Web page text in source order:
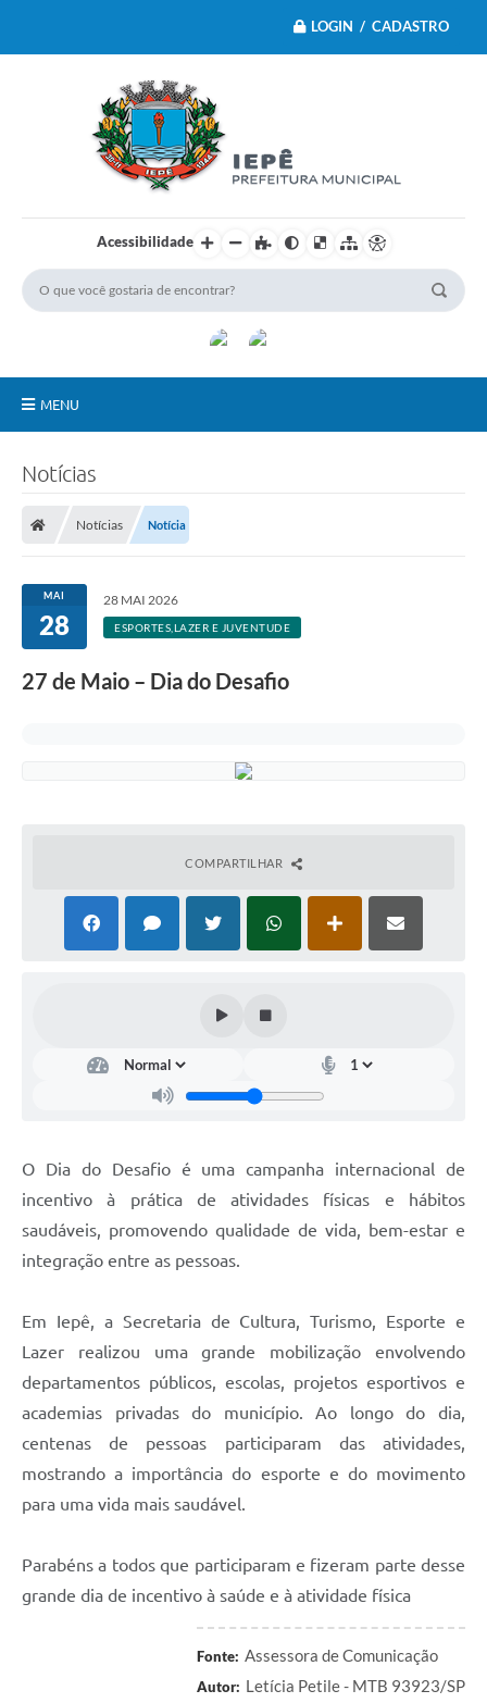
LOGIN / CADASTRO
Acessibilidade
MENU
Serviços Públicos
Carta de Serviços
Mapa de estradas rurais
Acessibilidade
Notícias
Links
Serviços Online
A Prefeitura
Serviço de Informação ao Cidadão (SIC)
Diário Oficial
Notícias
Notícias Notícia
MAI
28
28 MAI 2026
ESPORTES,LAZER E JUVENTUDE
27 de Maio – Dia do Desafio
COMPARTILHAR
O Dia do Desafio é uma campanha internacional de
incentivo à prática de atividades físicas e hábitos
saudáveis, promovendo qualidade de vida, bem-estar e
integração entre as pessoas.
Em Iepê, a Secretaria de Cultura, Turismo, Esporte e
Lazer realizou uma grande mobilização envolvendo
departamentos públicos, escolas, projetos esportivos e
academias privadas do município. Ao longo do dia,
centenas de pessoas participaram das atividades,
mostrando a importância do esporte e do movimento
para uma vida mais saudável.
Parabéns a todos que participaram e fizeram parte desse
grande dia de incentivo à saúde e à atividade física
Fonte: Assessora de Comunicação
Autor: Letícia Petile - MTB 93923/SP